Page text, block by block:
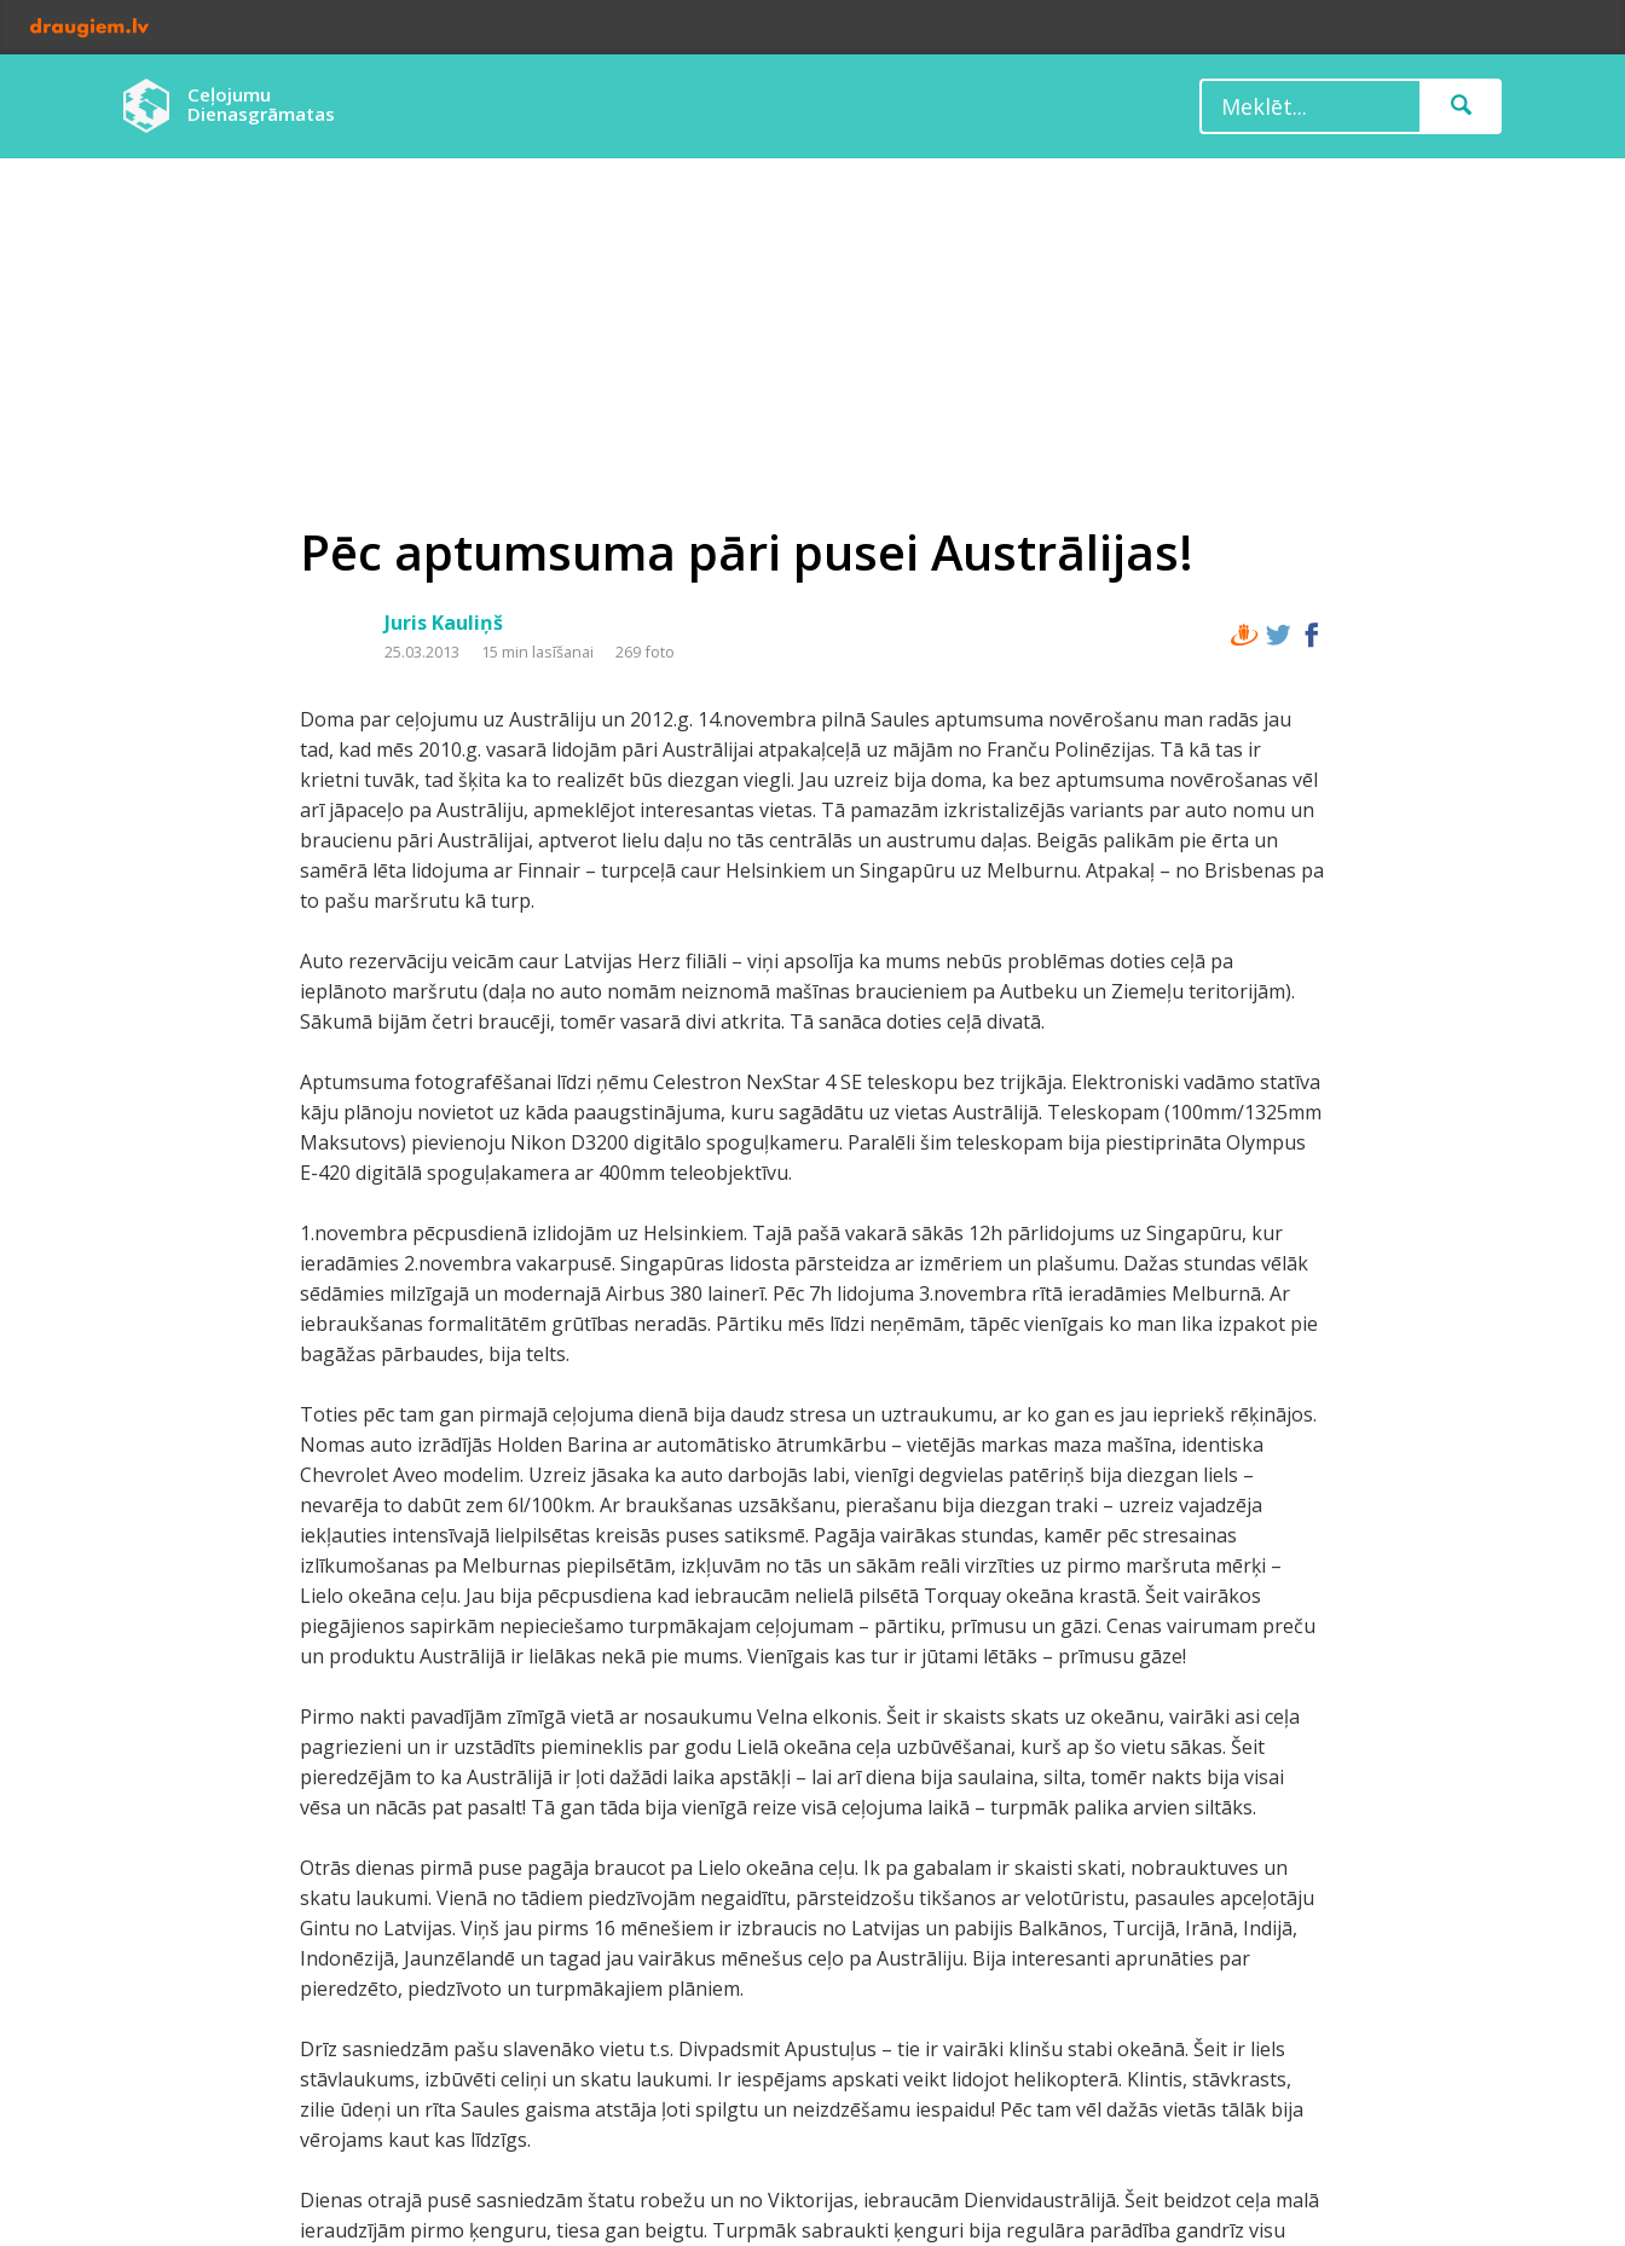
Ceļojumu
Dienasgrāmatas
Pēc aptumsuma pāri pusei Austrālijas!
Juris Kauliņš
25.03.2013 15 min lasīšanai 269 foto
Doma par ceļojumu uz Austrāliju un 2012.g. 14.novembra pilnā Saules aptumsuma novērošanu man radās jau
tad, kad mēs 2010.g. vasarā lidojām pāri Austrālijai atpakaļceļā uz mājām no Franču Polinēzijas. Tā kā tas ir
krietni tuvāk, tad šķita ka to realizēt būs diezgan viegli. Jau uzreiz bija doma, ka bez aptumsuma novērošanas vēl
arī jāpaceļo pa Austrāliju, apmeklējot interesantas vietas. Tā pamazām izkristalizējās variants par auto nomu un
braucienu pāri Austrālijai, aptverot lielu daļu no tās centrālās un austrumu daļas. Beigās palikām pie ērta un
samērā lēta lidojuma ar Finnair – turpceļā caur Helsinkiem un Singapūru uz Melburnu. Atpakaļ – no Brisbenas pa
to pašu maršrutu kā turp.
Auto rezervāciju veicām caur Latvijas Herz filiāli – viņi apsolīja ka mums nebūs problēmas doties ceļā pa
ieplānoto maršrutu (daļa no auto nomām neiznomā mašīnas braucieniem pa Autbeku un Ziemeļu teritorijām).
Sākumā bijām četri braucēji, tomēr vasarā divi atkrita. Tā sanāca doties ceļā divatā.
Aptumsuma fotografēšanai līdzi ņēmu Celestron NexStar 4 SE teleskopu bez trijkāja. Elektroniski vadāmo statīva
kāju plānoju novietot uz kāda paaugstinājuma, kuru sagādātu uz vietas Austrālijā. Teleskopam (100mm/1325mm
Maksutovs) pievienoju Nikon D3200 digitālo spoguļkameru. Paralēli šim teleskopam bija piestiprināta Olympus
E-420 digitālā spoguļakamera ar 400mm teleobjektīvu.
1.novembra pēcpusdienā izlidojām uz Helsinkiem. Tajā pašā vakarā sākās 12h pārlidojums uz Singapūru, kur
ieradāmies 2.novembra vakarpusē. Singapūras lidosta pārsteidza ar izmēriem un plašumu. Dažas stundas vēlāk
sēdāmies milzīgajā un modernajā Airbus 380 lainerī. Pēc 7h lidojuma 3.novembra rītā ieradāmies Melburnā. Ar
iebraukšanas formalitātēm grūtības neradās. Pārtiku mēs līdzi neņēmām, tāpēc vienīgais ko man lika izpakot pie
bagāžas pārbaudes, bija telts.
Toties pēc tam gan pirmajā ceļojuma dienā bija daudz stresa un uztraukumu, ar ko gan es jau iepriekš rēķinājos.
Nomas auto izrādījās Holden Barina ar automātisko ātrumkārbu – vietējās markas maza mašīna, identiska
Chevrolet Aveo modelim. Uzreiz jāsaka ka auto darbojās labi, vienīgi degvielas patēriņš bija diezgan liels –
nevarēja to dabūt zem 6l/100km. Ar braukšanas uzsākšanu, pierašanu bija diezgan traki – uzreiz vajadzēja
iekļauties intensīvajā lielpilsētas kreisās puses satiksmē. Pagāja vairākas stundas, kamēr pēc stresainas
izlīkumošanas pa Melburnas piepilsētām, izkļuvām no tās un sākām reāli virzīties uz pirmo maršruta mērķi –
Lielo okeāna ceļu. Jau bija pēcpusdiena kad iebraucām nelielā pilsētā Torquay okeāna krastā. Šeit vairākos
piegājienos sapirkām nepieciešamo turpmākajam ceļojumam – pārtiku, prīmusu un gāzi. Cenas vairumam preču
un produktu Austrālijā ir lielākas nekā pie mums. Vienīgais kas tur ir jūtami lētāks – prīmusu gāze!
Pirmo nakti pavadījām zīmīgā vietā ar nosaukumu Velna elkonis. Šeit ir skaists skats uz okeānu, vairāki asi ceļa
pagriezieni un ir uzstādīts piemineklis par godu Lielā okeāna ceļa uzbūvēšanai, kurš ap šo vietu sākas. Šeit
pieredzējām to ka Austrālijā ir ļoti dažādi laika apstākļi – lai arī diena bija saulaina, silta, tomēr nakts bija visai
vēsa un nācās pat pasalt! Tā gan tāda bija vienīgā reize visā ceļojuma laikā – turpmāk palika arvien siltāks.
Otrās dienas pirmā puse pagāja braucot pa Lielo okeāna ceļu. Ik pa gabalam ir skaisti skati, nobrauktuves un
skatu laukumi. Vienā no tādiem piedzīvojām negaidītu, pārsteidzošu tikšanos ar velotūristu, pasaules apceļotāju
Gintu no Latvijas. Viņš jau pirms 16 mēnešiem ir izbraucis no Latvijas un pabijis Balkānos, Turcijā, Irānā, Indijā,
Indonēzijā, Jaunzēlandē un tagad jau vairākus mēnešus ceļo pa Austrāliju. Bija interesanti aprunāties par
pieredzēto, piedzīvoto un turpmākajiem plāniem.
Drīz sasniedzām pašu slavenāko vietu t.s. Divpadsmit Apustuļus – tie ir vairāki klinšu stabi okeānā. Šeit ir liels
stāvlaukums, izbūvēti celiņi un skatu laukumi. Ir iespējams apskati veikt lidojot helikopterā. Klintis, stāvkrasts,
zilie ūdeņi un rīta Saules gaisma atstāja ļoti spilgtu un neizdzēšamu iespaidu! Pēc tam vēl dažās vietās tālāk bija
vērojams kaut kas līdzīgs.
Dienas otrajā pusē sasniedzām štatu robežu un no Viktorijas, iebraucām Dienvidaustrālijā. Šeit beidzot ceļa malā
ieraudzījām pirmo ķenguru, tiesa gan beigtu. Turpmāk sabraukti ķenguri bija regulāra parādība gandrīz visu